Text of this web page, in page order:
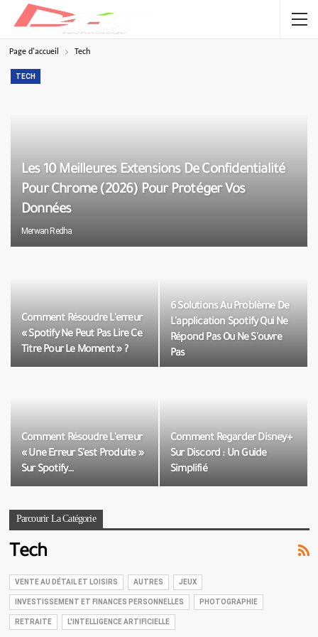
Page d'accueil Tech
TECH
Les 10 Meilleures Extensions De Confidentialité
Pour Chrome (2026) Pour Protéger Vos
Données
Merwan Redha
Comment Résoudre L'erreur
« Spotify Ne Peut Pas Lire Ce
Titre Pour Le Moment » ?
6 Solutions Au Problème De
L'application Spotify Qui Ne
Répond Pas Ou Ne S'ouvre
Pas
Comment Résoudre L'erreur
« Une Erreur S'est Produite »
Sur Spotify…
Comment Regarder Disney+
Sur Discord : Un Guide
Simplifié
Parcourir La Catégorie
Tech
VENTE AU DÉTAIL ET LOISIRS AUTRES JEUX
INVESTISSEMENT ET FINANCES PERSONNELLES PHOTOGRAPHIE
RETRAITE L'INTELLIGENCE ARTIFICIELLE